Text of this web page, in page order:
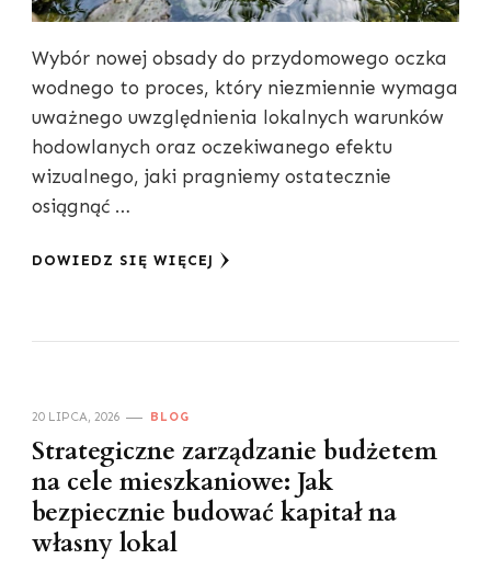
Wybór nowej obsady do przydomowego oczka
wodnego to proces, który niezmiennie wymaga
uważnego uwzględnienia lokalnych warunków
hodowlanych oraz oczekiwanego efektu
wizualnego, jaki pragniemy ostatecznie
osiągnąć …
DOWIEDZ SIĘ WIĘCEJ
20 LIPCA, 2026 BLOG
Strategiczne zarządzanie budżetem
na cele mieszkaniowe: Jak
bezpiecznie budować kapitał na
własny lokal